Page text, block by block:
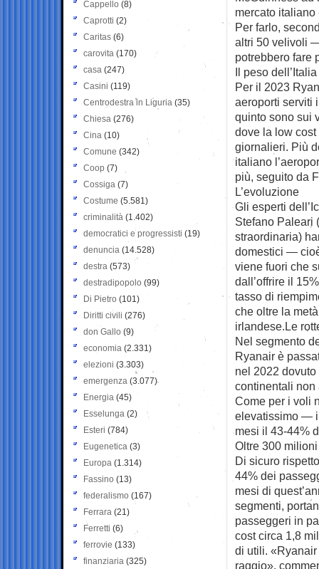
mercato
Per farlo,
altri 50 velivoli
potrebbero fare
Il peso dell’Italia
Per il 2023
aeroporti serviti
quinto sono sui
dove la low
giornalieri. Più
italiano
più, seguito da
L’evoluzione
Gli esperti
Stefano Paleari
straordinaria)
domestici —
viene fuori che
dall’offrire il
tasso di
che oltre la
irlandese.Le
Nel segmento
Ryanair è
nel 2022
continentali non
Come per i voli
elevatissimo —
mesi il 43-44%
Oltre 300
Di sicuro
44% dei
mesi di
segmenti,
passeggeri in
cost circa 1,8
di utili. «Ryanair
raggio»,
Cappello (8)
Caprotti (2)
Caritas (6)
carovita (170)
casa (247)
Casini (119)
Centrodestra in Liguria (35)
Chiesa (276)
Cina (10)
Comune (342)
Coop (7)
Cossiga (7)
Costume (5.581)
criminalità (1.402)
democratici e progressisti (19)
denuncia (14.528)
destra (573)
destradipopolo (99)
Di Pietro (101)
Diritti civili (276)
don Gallo (9)
economia (2.331)
elezioni (3.303)
emergenza (3.077)
Energia (45)
Esselunga (2)
Esteri (784)
Eugenetica (3)
Europa (1.314)
Fassino (13)
federalismo (167)
Ferrara (21)
Ferretti (6)
ferrovie (133)
finanziaria (325)